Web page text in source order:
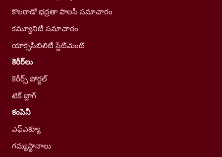
కొలరాడో భద్రతా పాలసీ సమాచారం
కమ్యూనిటీ సమాచారం
యాక్సెసిబిలిటీ స్టేట్‌మెంట్
కెరీర్‌లు
కెరీర్స్ పోర్టల్
టెక్ బ్లాగ్
కంపెనీ
ఎఫ్ఎక్యూ
గమ్యస్థానాలు